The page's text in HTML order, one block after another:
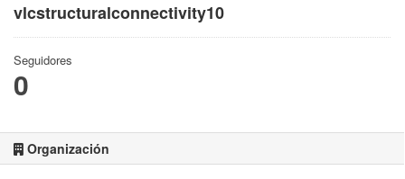
vlcstructuralconnectivity10
Seguidores
0
Organización